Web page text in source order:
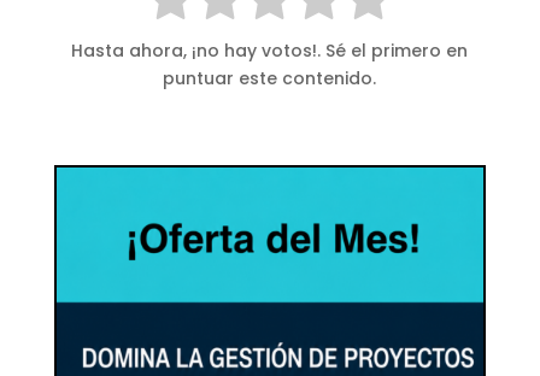
Hasta ahora, ¡no hay votos!. Sé el primero en
puntuar este contenido.